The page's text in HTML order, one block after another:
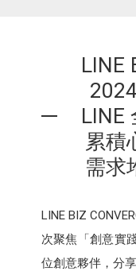
LINE
LINE
累積
需求
LINE BIZ
次聚焦「創意實
位創意夥伴，分